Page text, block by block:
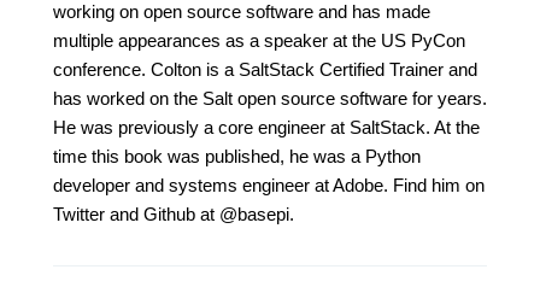
working on open source software and has made
multiple appearances as a speaker at the US PyCon
conference. Colton is a SaltStack Certified Trainer and
has worked on the Salt open source software for years.
He was previously a core engineer at SaltStack. At the
time this book was published, he was a Python
developer and systems engineer at Adobe. Find him on
Twitter and Github at @basepi.